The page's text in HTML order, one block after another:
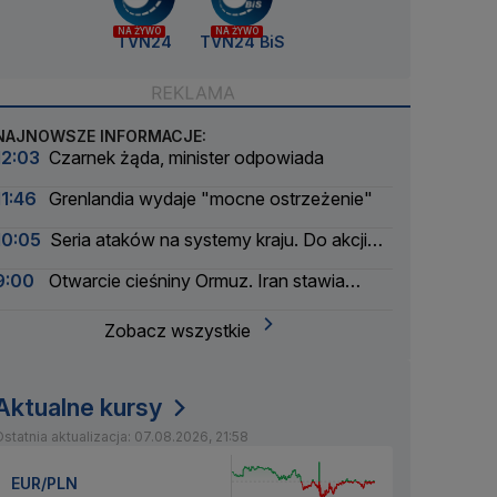
NA ŻYWO
TVN24
NA ŻYWO
TVN24 BiS
INFORMACJE:
Czarnek żąda, minister odpowiada
Grenlandia wydaje "mocne ostrzeżenie"
Seria ataków na systemy kraju. Do akcji
Otwarcie cieśniny Ormuz. Iran stawia
Zobacz wszystkie
kursy
aktualizacja: 07.08.2026, 21:58
EUR/PLN